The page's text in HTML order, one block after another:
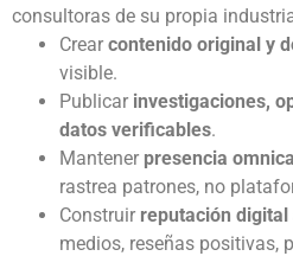
consultoras de su propia
Crear contenido original y
visible.
Publicar investigaciones,
datos verificables.
Mantener presencia
rastrea patrones, no
Construir reputación digital
medios, reseñas positivas,